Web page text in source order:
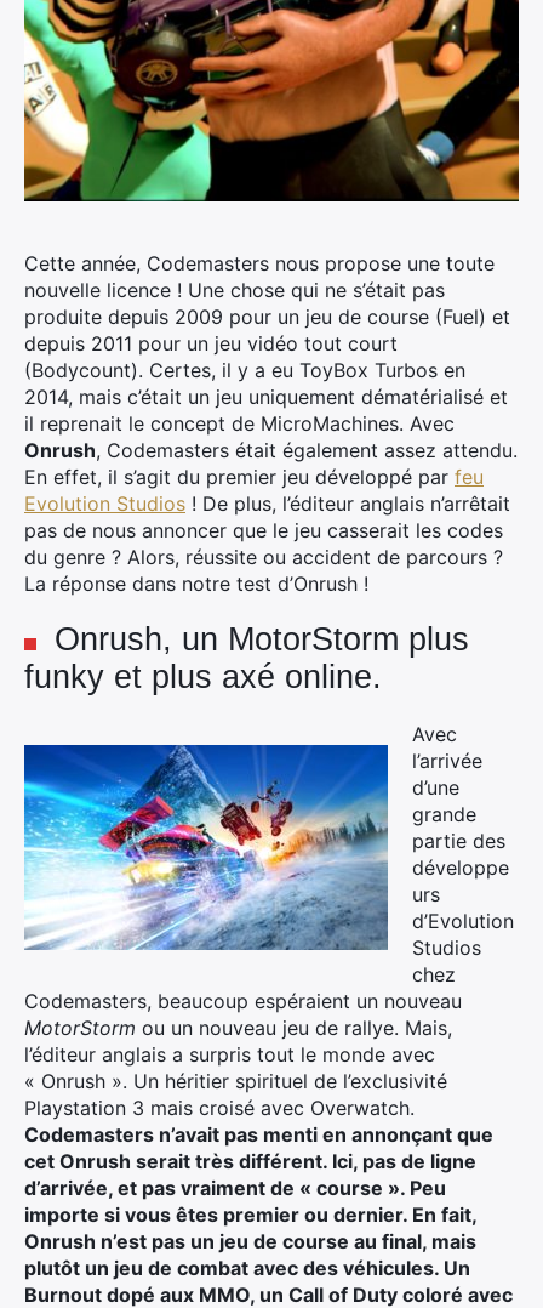
Cette année, Codemasters nous propose une toute
nouvelle licence ! Une chose qui ne s’était pas
produite depuis 2009 pour un jeu de course (Fuel) et
depuis 2011 pour un jeu vidéo tout court
(Bodycount). Certes, il y a eu ToyBox Turbos en
2014, mais c’était un jeu uniquement dématérialisé et
il reprenait le concept de MicroMachines. Avec
Onrush, Codemasters était également assez attendu.
En effet, il s’agit du premier jeu développé par feu
Evolution Studios ! De plus, l’éditeur anglais n’arrêtait
pas de nous annoncer que le jeu casserait les codes
du genre ? Alors, réussite ou accident de parcours ?
La réponse dans notre test d’Onrush !
Onrush, un MotorStorm plus
funky et plus axé online.
Avec
l’arrivée
d’une
grande
partie des
développe
urs
d’Evolution
Studios
chez
Codemasters, beaucoup espéraient un nouveau
MotorStorm ou un nouveau jeu de rallye. Mais,
l’éditeur anglais a surpris tout le monde avec
« Onrush ». Un héritier spirituel de l’exclusivité
Playstation 3 mais croisé avec Overwatch.
Codemasters n’avait pas menti en annonçant que
cet Onrush serait très différent. Ici, pas de ligne
d’arrivée, et pas vraiment de « course ». Peu
importe si vous êtes premier ou dernier. En fait,
Onrush n’est pas un jeu de course au final, mais
plutôt un jeu de combat avec des véhicules. Un
Burnout dopé aux MMO, un Call of Duty coloré avec